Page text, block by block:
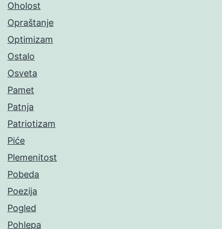
Oholost
Opraštanje
Optimizam
Ostalo
Osveta
Pamet
Patnja
Patriotizam
Piće
Plemenitost
Pobeda
Poezija
Pogled
Pohlepa